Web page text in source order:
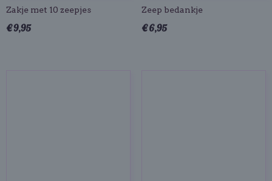
Zakje met 10 zeepjes
€ 9,95
Zeep bedankje
€ 6,95